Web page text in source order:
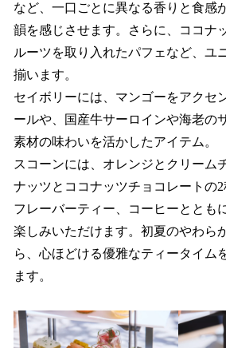
など、一口ごとに異なる香りと食感
韻を感じさせます。さらに、ココナ
ルーツを取り入れたパフェなど、ユ
揃います。
セイボリーには、マンゴーをアクセ
ールや、国産牛サーロインや海老の
素材の味わいを活かしたアイテム。
スコーンには、オレンジとクリーム
ナッツとココナッツチョコレートの
フレーバーティー、コーヒーととも
楽しみいただけます。初夏のやわら
ら、心ほどける優雅なティータイム
ます。